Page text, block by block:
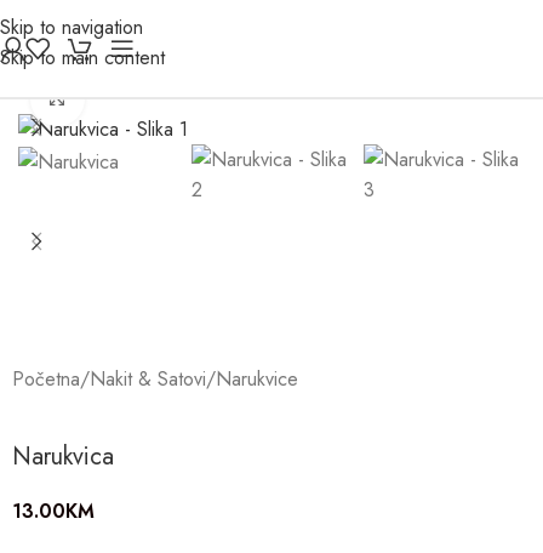
Skip to navigation
Skip to main content
Početna/Nakit & Satovi/Narukvice
Narukvica
13.00KM